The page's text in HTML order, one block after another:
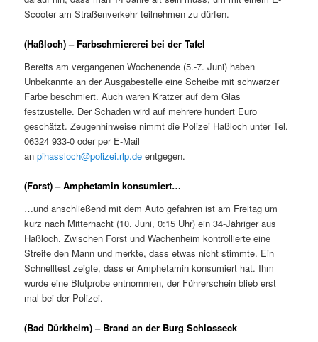
Scooter am Straßenverkehr teilnehmen zu dürfen.
(Haßloch) – Farbschmiererei bei der Tafel
Bereits am vergangenen Wochenende (5.-7. Juni) haben
Unbekannte an der Ausgabestelle eine Scheibe mit schwarzer
Farbe beschmiert. Auch waren Kratzer auf dem Glas
festzustelle. Der Schaden wird auf mehrere hundert Euro
geschätzt. Zeugenhinweise nimmt die Polizei Haßloch unter Tel.
06324 933-0 oder per E-Mail
anpihassloch@polizei.rlp.de entgegen.
(Forst) – Amphetamin konsumiert…
…und anschließend mit dem Auto gefahren ist am Freitag um
kurz nach Mitternacht (10. Juni, 0:15 Uhr) ein 34-Jähriger aus
Haßloch. Zwischen Forst und Wachenheim kontrollierte eine
Streife den Mann und merkte, dass etwas nicht stimmte. Ein
Schnelltest zeigte, dass er Amphetamin konsumiert hat. Ihm
wurde eine Blutprobe entnommen, der Führerschein blieb erst
mal bei der Polizei.
(Bad Dürkheim) – Brand an der Burg Schlosseck